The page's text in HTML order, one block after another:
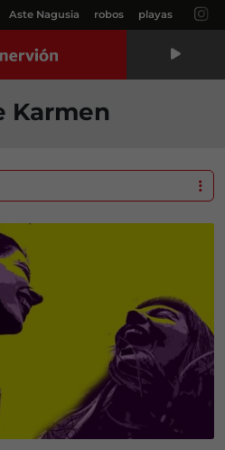
Aste Nagusia robos playas
Karmen